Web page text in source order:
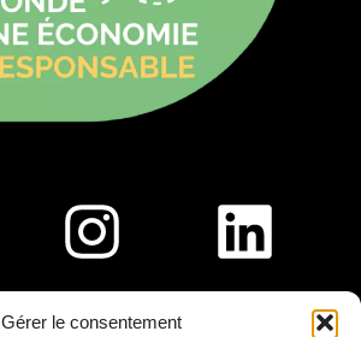
Gérer le consentement